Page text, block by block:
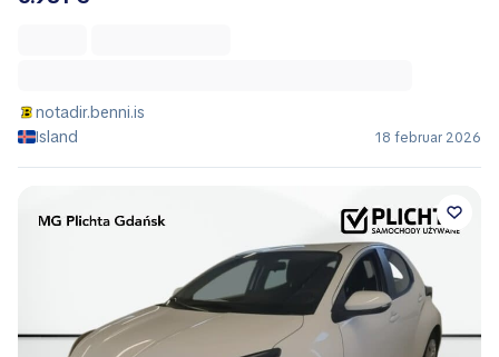
notadir.benni.is
Island
18 februar 2026